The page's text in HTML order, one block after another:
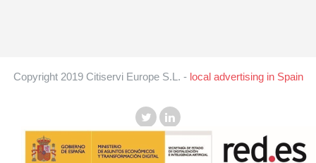
Copyright 2019 Citiservi Europe S.L. - local advertising in Spain